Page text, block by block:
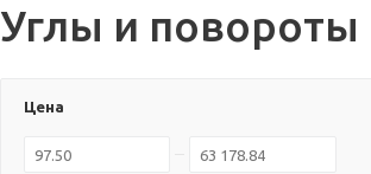
Углы и повороты
Цена